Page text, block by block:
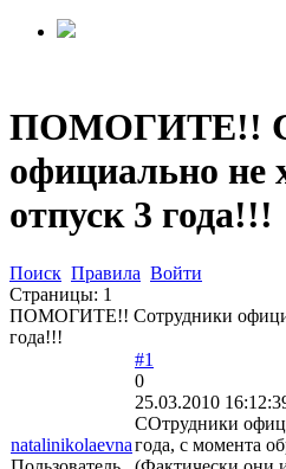
ПОМОГИТЕ!!
официально не
отпуск 3 года!!!
Поиск Правила Войти
Страницы: 1
ПОМОГИТЕ!! Сотрудники
года!!!
natalinikolaevna
#1
0
25.03.2010
СОтрудники
года, с момента